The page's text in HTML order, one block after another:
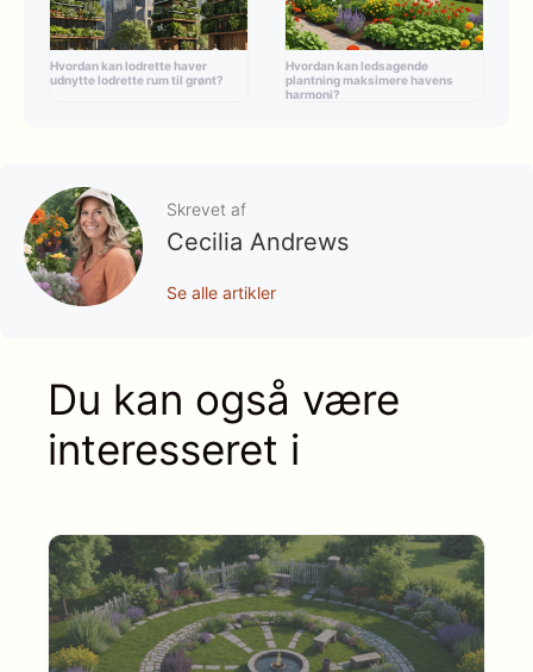
Hvordan kan lodrette haver
udnytte lodrette rum til grønt?
Hvordan kan ledsagende
plantning maksimere havens
harmoni?
Skrevet af
Cecilia Andrews
Se alle artikler
Du kan også være
interesseret i